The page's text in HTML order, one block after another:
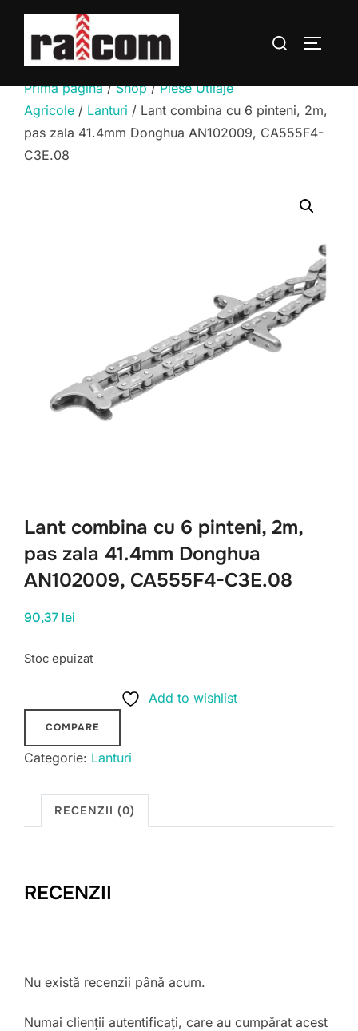
conținut
Caută
Prima pagină/Shop/Piese Utilaje
Agricole / Lanturi / Lant combina cu 6 pinteni, 2m,
pas zala 41.4mm Donghua AN102009, CA555F4-
C3E.08
Lant combina cu 6 pinteni, 2m,
pas zala 41.4mm Donghua
AN102009, CA555F4-C3E.08
90,37 lei
Stoc epuizat
Add to wishlist
COMPARE
Categorie: Lanturi
RECENZII (0)
RECENZII
Nu există recenzii până acum.
Numai clienții autentificați, care au cumpărat acest